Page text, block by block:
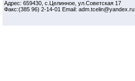
Адрес: 659430, с.Целинное, ул.Советская 17
Факс:(385 96) 2-14-01 Email: adm.tcelin@yandex.ru